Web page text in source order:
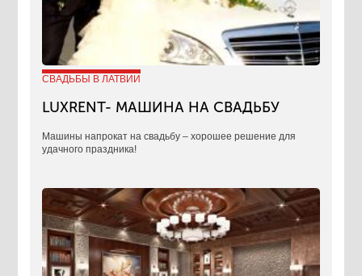
СВАДЬБЫ В ЛАТВИИ
LUXRENT- МАШИНА НА СВАДЬБУ
​Машины напрокат на свадьбу – хорошее решение для
удачного праздника!